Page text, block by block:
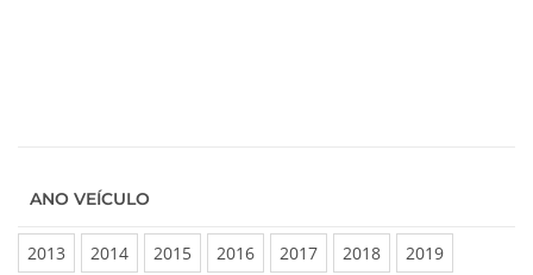
ANO VEÍCULO
2013 2014 2015 2016 2017 2018 2019